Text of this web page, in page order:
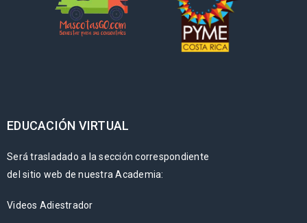
EDUCACIÓN VIRTUAL
Será trasladado a la sección correspondiente
del sitio web de nuestra Academia:
Videos Adiestrador